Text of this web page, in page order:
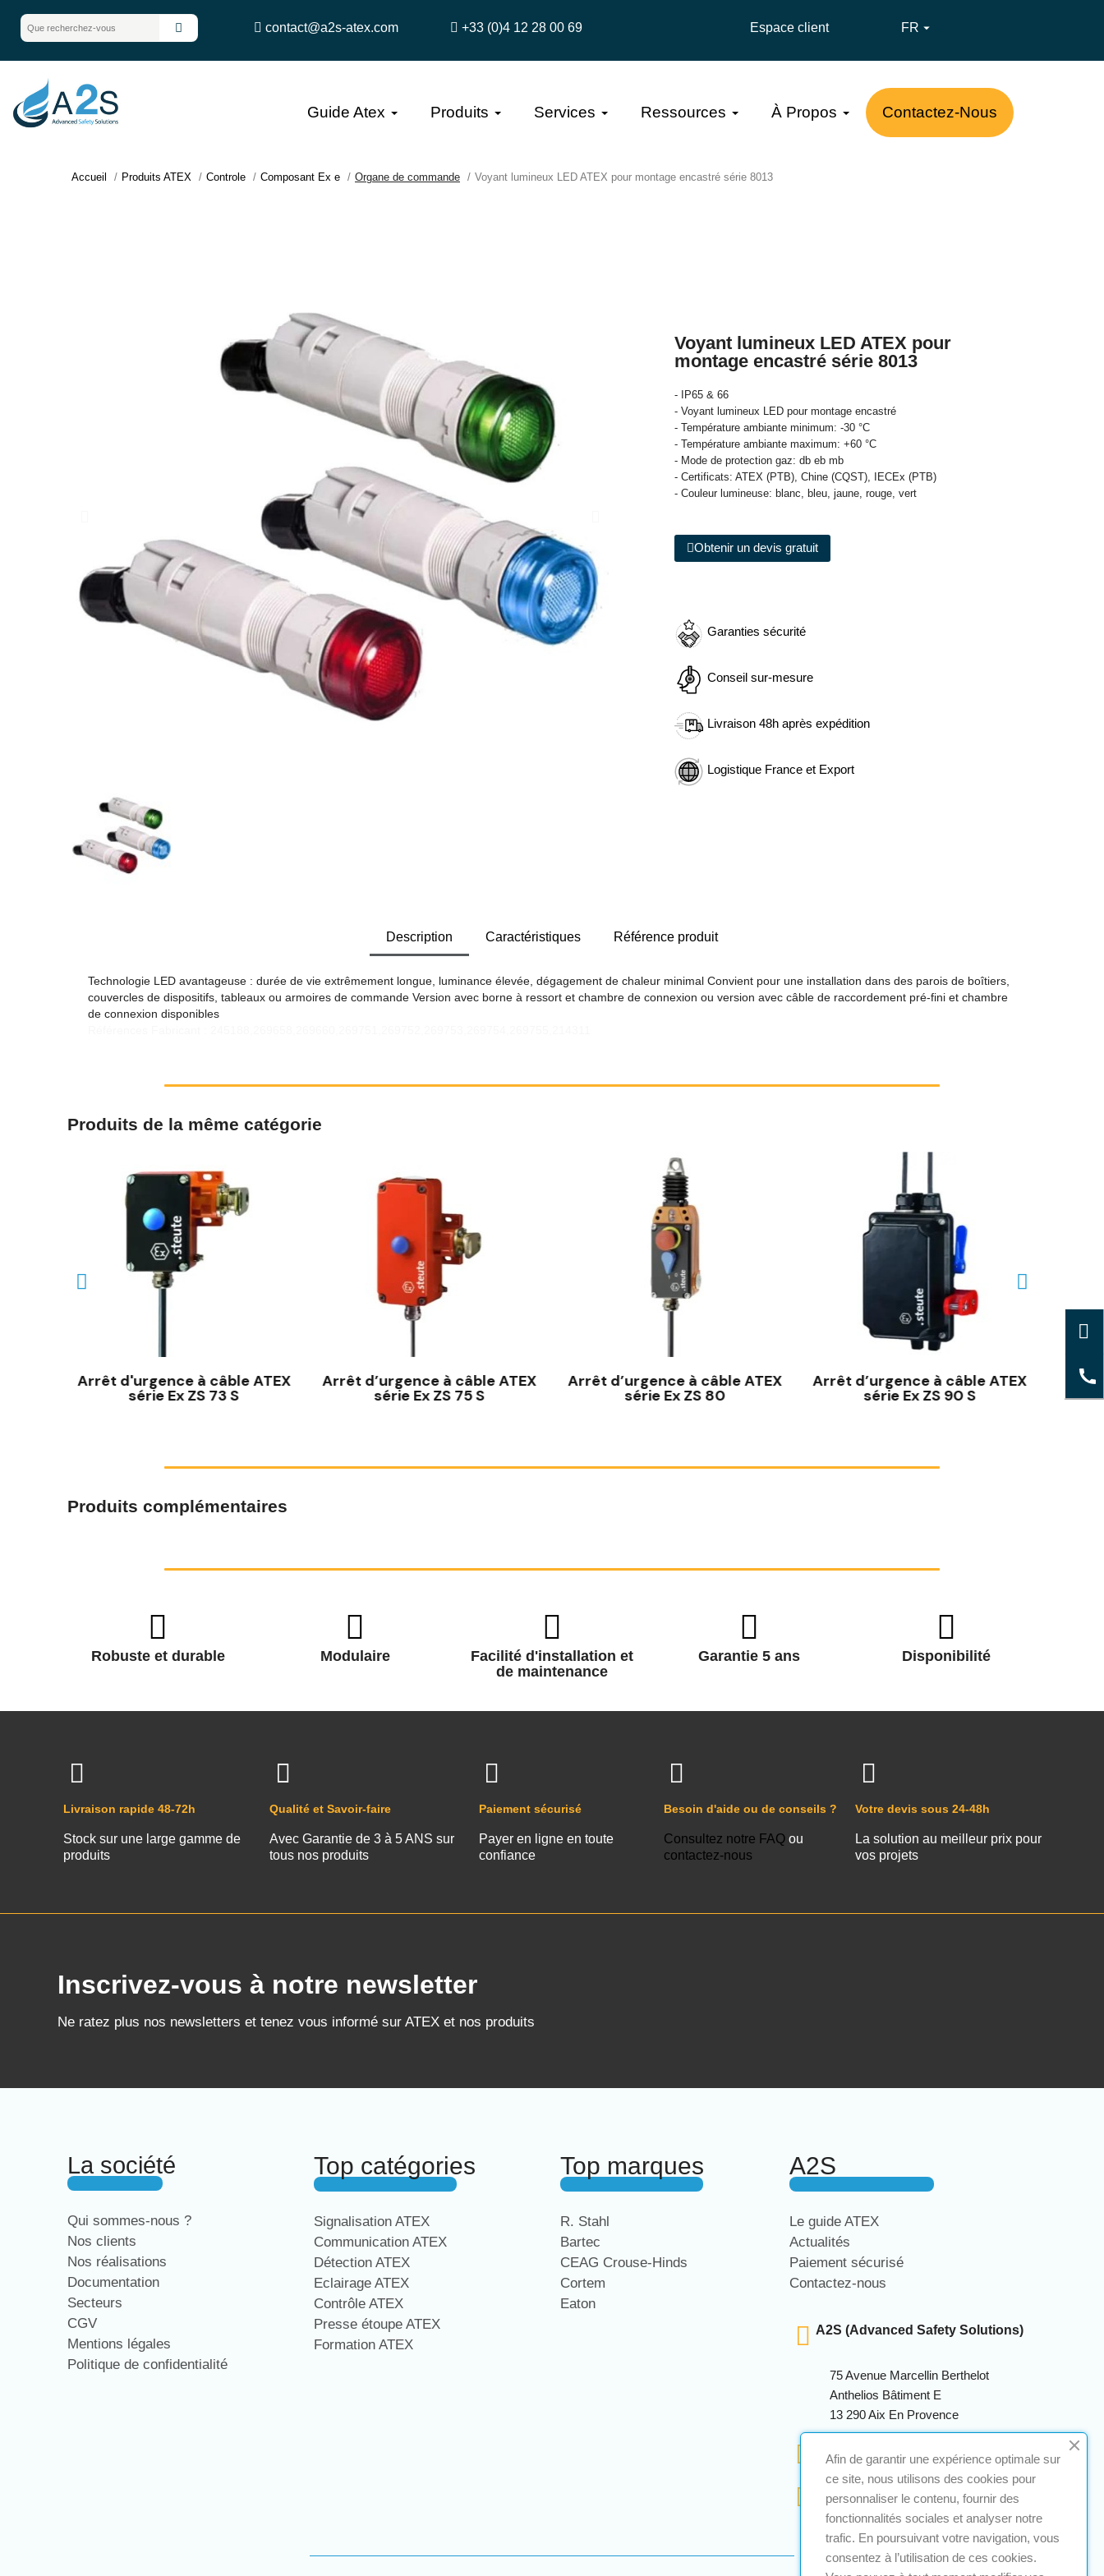
contact@a2s-atex.com +33 (0)4 12 28 00 69 Espace client FR 
Guide Atex Produits Services Ressources À Propos Contactez-Nous
Accueil Produits ATEX Controle Composant Ex e Organe de commande Voyant lumineux LED ATEX pour montage encastré série 8013
Voyant lumineux LED ATEX pour
montage encastré série 8013
- IP65 & 66
- Voyant lumineux LED pour montage encastré
- Température ambiante minimum: -30 °C
- Température ambiante maximum: +60 °C
- Mode de protection gaz: db eb mb
- Certificats: ATEX (PTB), Chine (CQST), IECEx (PTB)
- Couleur lumineuse: blanc, bleu, jaune, rouge, vert
Obtenir un devis gratuit
Garanties sécurité
Conseil sur-mesure
Livraison 48h après expédition
Logistique France et Export
Description Caractéristiques Référence produit
Technologie LED avantageuse : durée de vie extrêmement longue, luminance élevée, dégagement de chaleur minimal Convient pour une installation dans des parois de boîtiers,
couvercles de dispositifs, tableaux ou armoires de commande Version avec borne à ressort et chambre de connexion ou version avec câble de raccordement pré-fini et chambre
de connexion disponibles
Produits de la même catégorie
Arrêt d'urgence à câble ATEX
série Ex ZS 73 S
Arrêt d’urgence à câble ATEX
série Ex ZS 75 S
Arrêt d’urgence à câble ATEX
série Ex ZS 80
Arrêt d’urgence à câble ATEX
série Ex ZS 90 S
Produits complémentaires
Robuste et durable Modulaire
Facilité d'installation et
de maintenance
Garantie 5 ans Disponibilité
Livraison rapide 48-72h
Stock sur une large gamme de
produits
Qualité et Savoir-faire
Avec Garantie de 3 à 5 ANS sur
tous nos produits
Paiement sécurisé
Payer en ligne en toute
confiance
Besoin d'aide ou de conseils ?
Consultez notre FAQou
contactez-nous
Votre devis sous 24-48h
La solution au meilleur prix pour
vos projets
Inscrivez-vous à notre newsletter
Ne ratez plus nos newsletters et tenez vous informé sur ATEX et nos produits
La société
Qui sommes-nous ?
Nos clients
Nos réalisations
Documentation
Secteurs
CGV
Mentions légales
Politique de confidentialité
Top catégories
Signalisation ATEX
Communication ATEX
Détection ATEX
Eclairage ATEX
Contrôle ATEX
Presse étoupe ATEX
Formation ATEX
Top marques
R. Stahl
Bartec
CEAG Crouse-Hinds
Cortem
Eaton
A2S
Le guide ATEX
Actualités
Paiement sécurisé
Contactez-nous
A2S (Advanced Safety Solutions)
75 Avenue Marcellin Berthelot
Anthelios Bâtiment E
13 290 Aix En Provence
Afin de garantir une expérience optimale sur
ce site, nous utilisons des cookies pour
personnaliser le contenu, fournir des
fonctionnalités sociales et analyser notre
trafic. En poursuivant votre navigation, vous
consentez à l’utilisation de ces cookies.